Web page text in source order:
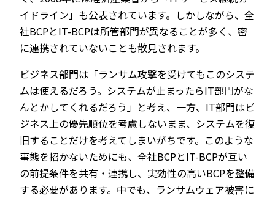
イドライン」も公表されています。しかしながら、全
社BCPとIT-BCPは所管部門が異なることが多く、密
に連携されていないことも散見されます。
ビジネス部門は「ランサム攻撃を受けてもこのシステ
ムは使えるだろう。システムが止まったらIT部門がな
んとかしてくれるだろう」と考え、一方、IT部門はビ
ジネス上の優先順位を考慮しないまま、システムを復
旧することだけを考えてしまいがちです。このような
事態を招かないためにも、全社BCPとIT-BCPが互い
の前提条件を共有・連携し、実効性の高いBCPを整備
する必要があります。中でも、ランサムウェア被害に